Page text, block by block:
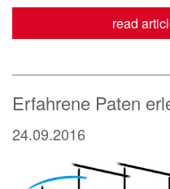
read
Erfahrene Paten
24.09.2016